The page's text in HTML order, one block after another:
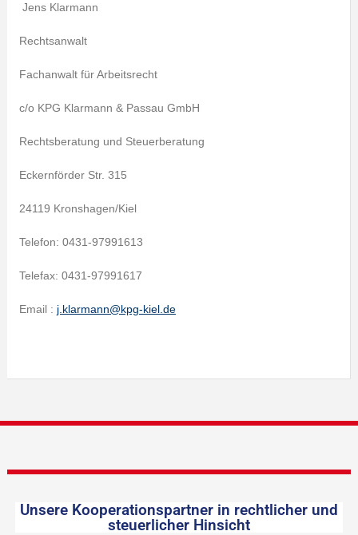
Jens Klarmann
Rechtsanwalt
Fachanwalt für Arbeitsrecht
c/o KPG Klarmann & Passau GmbH
Rechtsberatung und Steuerberatung
Eckernförder Str. 315
24119 Kronshagen/Kiel
Telefon: 0431-97991613
Telefax: 0431-97991617
Email : j.klarmann@kpg-kiel.de
Unsere Kooperationspartner in rechtlicher und
steuerlicher Hinsicht